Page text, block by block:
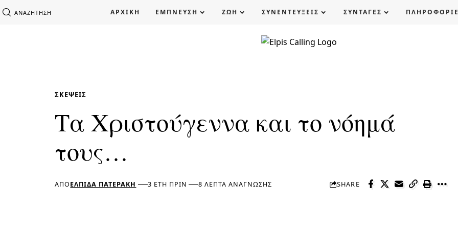
ΑΝΑΖΉΤΗΣΗ ΑΡΧΙΚΗ ΕΜΠΝΕΥΣΗ ΖΩΗ ΣΥΝΕΝΤΕΥΞΕΙΣ ΣΥΝΤΑΓΕΣ
ΣΚΈΨΕΙΣ
Τα Χριστούγεννα και το νόημά
τους…
ΑΠΌΕΛΠΊΔΑ ΠΑΤΕΡΆΚΗ 3 ΈΤΗ ΠΡΙΝ 8 ΛΕΠΤΆ ΑΝΆΓΝΩΣΗΣ SHARE